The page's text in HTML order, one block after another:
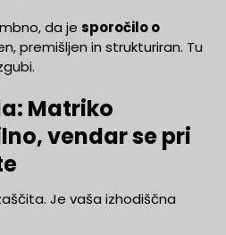
da je sporočilo o
premišljen in strukturiran. Tu
Matriko
vendar se pri
Je vaša izhodiščna